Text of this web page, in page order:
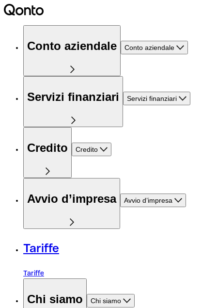
Conto aziendale Conto aziendale
Servizi finanziari Servizi finanziari
Credito Credito
Avvio d’impresa Avvio d’impresa
Tariffe
Tariffe
Chi siamo Chi siamo